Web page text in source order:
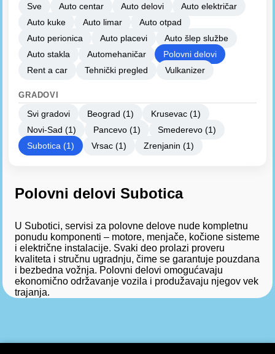
Sve Auto centar Auto delovi
Auto električar
Auto kuke
Auto limar
Auto otpad
Auto perionica
Auto placevi
Auto šlep službe
Auto stakla
Automehaničar
Polovni delovi
Rent a car
Tehnički pregled Vulkanizer
GRADOVI
Svi gradovi Beograd (1)
Krusevac (1)
Novi-Sad (1)
Pancevo (1)
Smederevo (1)
Subotica (1)
Vrsac (1) Zrenjanin (1)
Polovni delovi Subotica
U Subotici, servisi za polovne delove nude kompletnu
ponudu komponenti – motore, menjače, kočione sisteme
i električne instalacije. Svaki deo prolazi proveru
kvaliteta i stručnu ugradnju, čime se garantuje pouzdana
i bezbedna vožnja. Polovni delovi omogućavaju
ekonomično održavanje vozila i produžavaju njegov vek
trajanja.